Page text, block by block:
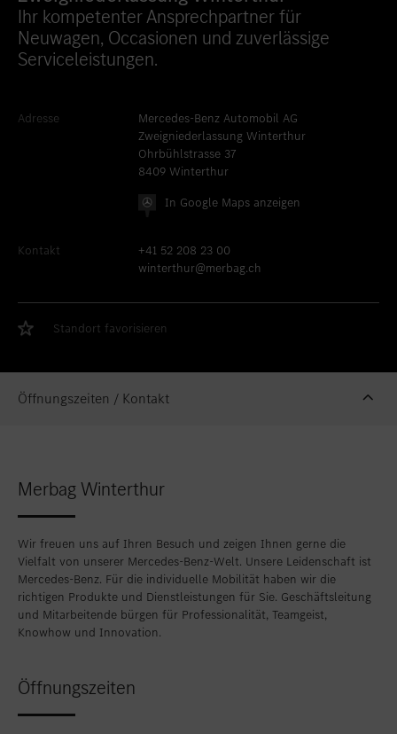
Standort favorisieren
Bern
Standort favorisieren
Biel
Standort favorisieren
Granges-Paccot
Standort favorisieren
Lugano-Pazzallo
Standort favorisieren
Schlieren Occasionen
Standort favorisieren
Thun
Standort favorisieren
Zürich-Seefeld
Ihr kompetenter Ansprechpartner für
Neuwagen, Occasionen und zuverlässige
Serviceleistungen.
Adresse
Mercedes-Benz Automobil AG
Zweigniederlassung Winterthur
Ohrbühlstrasse 37
8409 Winterthur
In Google Maps anzeigen
Kontakt
+41 52 208 23 00
winterthur@merbag.ch
Standort favorisieren
Öffnungszeiten / Kontakt
Merbag Winterthur
Wir freuen uns auf Ihren Besuch und zeigen Ihnen gerne die
Vielfalt von unserer Mercedes-Benz-Welt. Unsere Leidenschaft ist
Mercedes-Benz. Für die individuelle Mobilität haben wir die
richtigen Produkte und Dienstleistungen für Sie. Geschäftsleitung
und Mitarbeitende bürgen für Professionalität, Teamgeist,
Knowhow und Innovation.
Öffnungszeiten